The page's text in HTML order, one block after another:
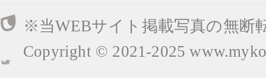
※当WEBサイト掲載写真の無断
Copyright © 2021-2025